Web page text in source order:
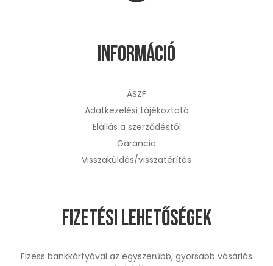
Információ
ÁSZF
Adatkezelési tájékoztató
Elállás a szerződéstől
Garancia
Visszaküldés/visszatérítés
Fizetési lehetőségek
Fizess bankkártyával az egyszerűbb, gyorsabb vásárlás